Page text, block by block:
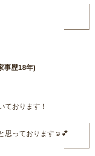
事歴18年)
ております！
思っております☺️💕